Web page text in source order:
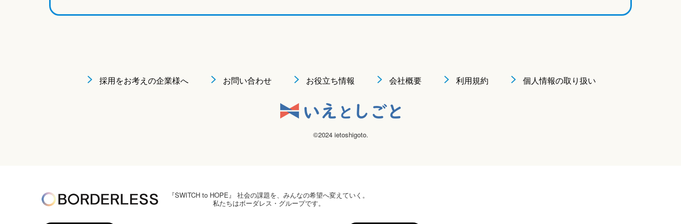
採用をお考えの企業様へ お問い合わせ お役立ち情報 会社概要 利用規約 個人情報の取り扱い
©2024 ietoshigoto.
『SWITCH to HOPE』 社会の課題を、みんなの希望へ変えていく。
私たちはボーダレス・グループです。